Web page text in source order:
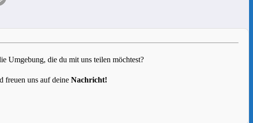
Umgebung, die du mit uns teilen möchtest?
freuen uns auf deine Nachricht!